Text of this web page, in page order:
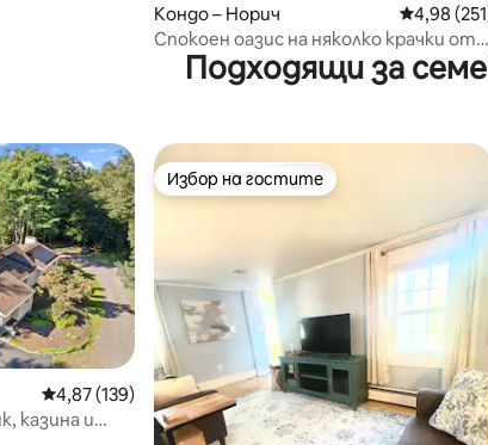
Кондо – Норич Средна
4,98
Спокоен оазис на няколко крачки от
Мохеган Сън
Подходящи за
Средна оценка: 4,87 от 5, 139 отзива
4,87 (139)
казина и
Избор на гостите
Избор на гостите